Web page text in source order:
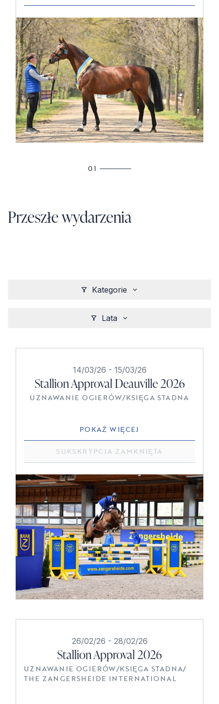
01
Przeszłe wydarzenia
Kategorie
Lata
14/03/26 - 15/03/26
Stallion Approval Deauville 2026
UZNAWANIE OGIERÓW/KSIĘGA STADNA
POKAŻ WIĘCEJ
SUKSKRYPCJA ZAMKNIĘTA
26/02/26 - 28/02/26
Stallion Approval 2026
UZNAWANIE OGIERÓW/KSIĘGA STADNA/
THE ZANGERSHEIDE INTERNATIONAL